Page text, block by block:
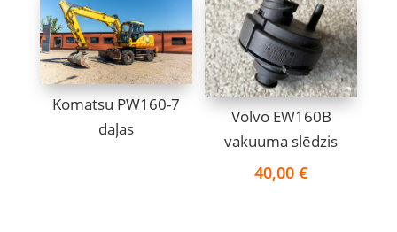
Komatsu PW160-7
daļas
Volvo EW160B
vakuuma slēdzis
40,00€